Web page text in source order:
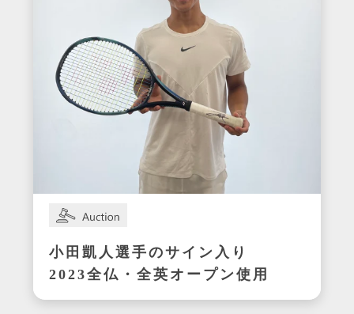
小田凱人選手のサイン入り
2023全仏・全英オープン使用
ラケット